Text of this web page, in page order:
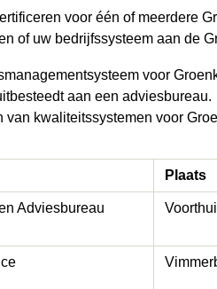
voor één of meerdere
of uw bedrijfssysteem aan de
voor
aan een
van kwaliteitssystemen voor
Plaats
Adviesbureau